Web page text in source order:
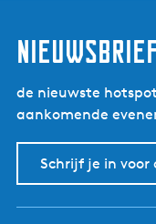
de nieuwste
aankomende
Schrijf je in voor